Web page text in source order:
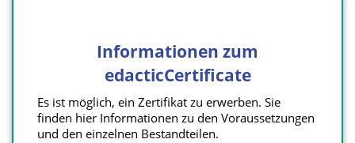
Informationen zum
edacticCertificate
Es ist möglich, ein Zertifikat zu erwerben. Sie
finden hier Informationen zu den Voraussetzungen
und den einzelnen Bestandteilen.